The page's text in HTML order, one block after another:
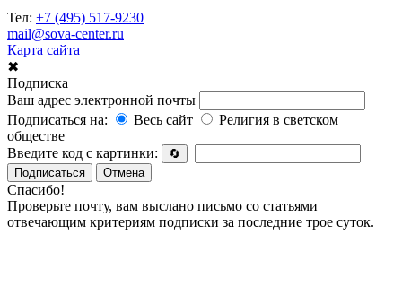
Тел: +7 (495) 517-9230
mail@sova-center.ru
Карта сайта
✖
Подписка
Ваш адрес электронной почты
Подписаться на:
Весь сайт
Религия в светском
обществе
Введите код с картинки:
🔄
Подписаться
Отмена
Спасибо!
Проверьте почту, вам выслано письмо со статьями
отвечающим критериям подписки за последние трое суток.